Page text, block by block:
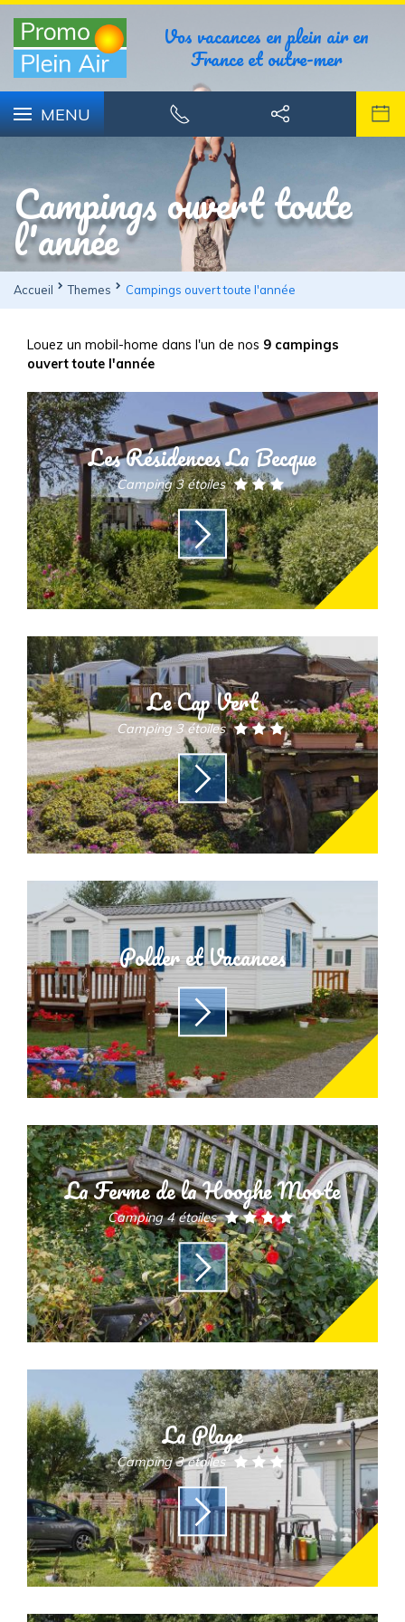
Vos vacances en plein air en
France et outre-mer
MENU
Campings ouvert toute
l'année
Accueil Themes Campings ouvert toute l'année
Louez un mobil-home dans l'un de nos 9 campings
ouvert toute l'année
Les Résidences La Becque
Camping 3 étoiles
Le Cap Vert
Camping 3 étoiles
Polder et Vacances
La Ferme de la Hooghe Moote
Camping 4 étoiles
La Plage
Camping 3 étoiles